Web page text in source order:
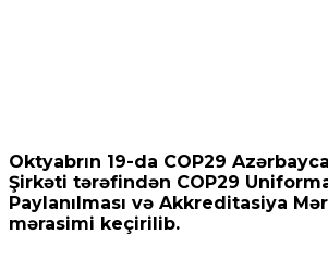
Oktyabrın 19-da COP29
Şirkəti tərəfindən COP29
Paylanılması və Akkreditasiya
mərasimi keçirilib.